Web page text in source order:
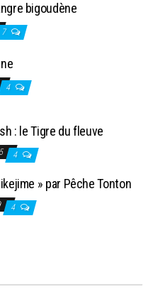
bigoudène
7
4
: le Tigre du fleuve
4
» par Pêche Tonton
4